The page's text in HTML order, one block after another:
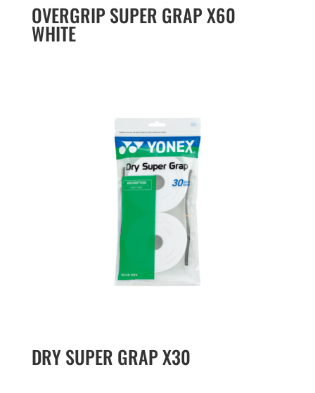
OVERGRIP SUPER GRAP X60
WHITE
DRY SUPER GRAP X30